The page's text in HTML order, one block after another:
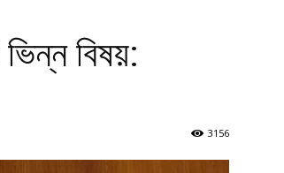
ভিন্ন বিষয়:
3156